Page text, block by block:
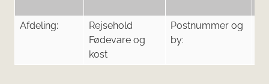
Afdeling:
Rejsehold
Fødevare og
kost
Postnummer og
by: